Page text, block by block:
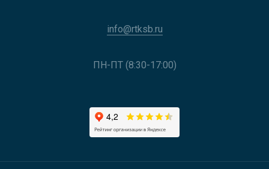
info@rtksb.ru
ПН-ПТ (8:30-17:00)